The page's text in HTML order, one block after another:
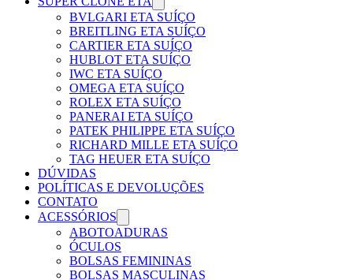
BVLGARI ETA SUÍÇO
BREITLING ETA SUÍÇO
CARTIER ETA SUÍÇO
HUBLOT ETA SUÍÇO
IWC ETA SUÍÇO
OMEGA ETA SUÍÇO
ROLEX ETA SUÍÇO
PANERAI ETA SUÍÇO
PATEK PHILIPPE ETA SUÍÇO
RICHARD MILLE ETA SUÍÇO
TAG HEUER ETA SUÍÇO
DÚVIDAS
POLÍTICAS E DEVOLUÇÕES
CONTATO
ACESSÓRIOS
ABOTOADURAS
ÓCULOS
BOLSAS FEMININAS
BOLSAS MASCULINAS